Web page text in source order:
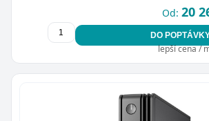
Od: 20
DO
lepší cena /